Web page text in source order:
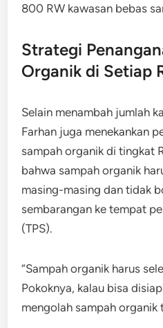
800 RW kawasan bebas
Strategi
Organik di Setiap
Selain menambah jumlah
Farhan juga menekankan
sampah organik di tingkat
bahwa sampah organik
masing-masing dan tidak
sembarangan ke tempat
(TPS).
“Sampah organik harus
Pokoknya, kalau bisa
mengolah sampah organik